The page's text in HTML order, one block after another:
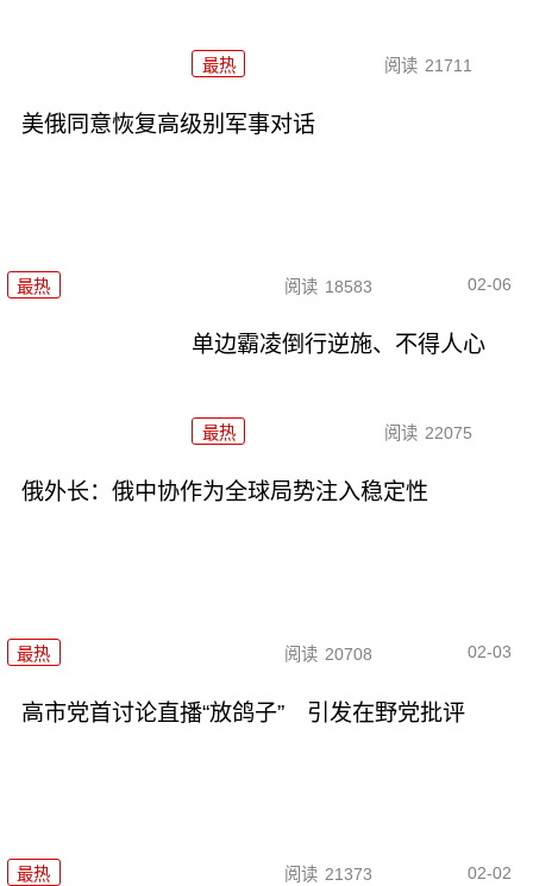
最热 阅读 21711
美俄同意恢复高级别军事对话
最热 阅读 18583 02-06
单边霸凌倒行逆施、不得人心
最热 阅读 22075
俄外长：俄中协作为全球局势注入稳定性
最热 阅读 20708 02-03
高市党首讨论直播“放鸽子” 引发在野党批评
最热 阅读 21373 02-02